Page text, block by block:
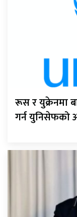
रूस र युक्रेनमा
गर्न युनिसेफको